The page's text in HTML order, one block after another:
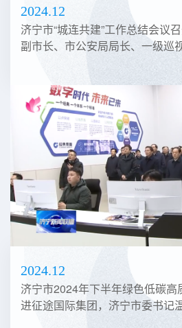
2024.12
济宁市“城连共建”工作总结会议
副市长、市公安局局长、一级巡
2024.12
济宁市2024年下半年绿色低碳
进征途国际集团，济宁市委书记